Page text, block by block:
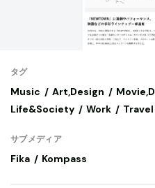
タグ
Music Art,Design
Life&Society
Work Travel
サブメディア
Fika Kompass